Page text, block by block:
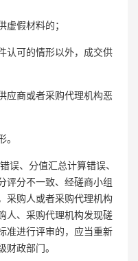
虚假材料的；
认可的情形以外，成交供
应商或者采购代理机构恶
。
误、分值汇总计算错误、
评分不一致、经磋商小组
采购人或者采购代理机构
人、采购代理机构发现磋
准进行评审的，应当重新
财政部门。